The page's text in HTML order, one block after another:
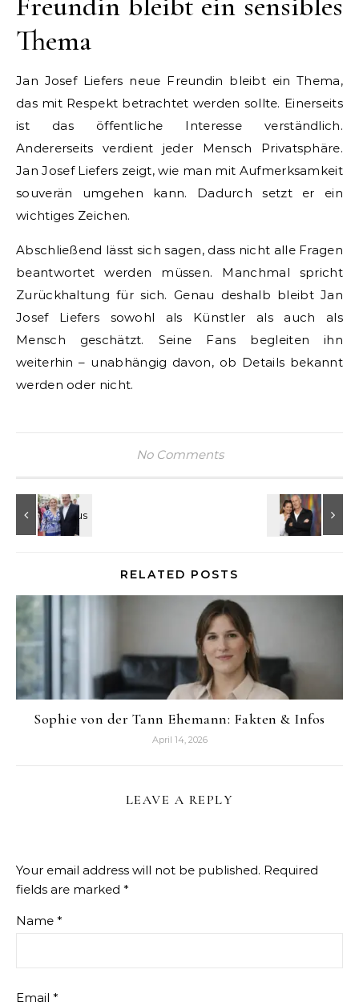
Thema
Jan Josef Liefers neue Freundin bleibt ein Thema,
das mit Respekt betrachtet werden sollte. Einerseits
ist das öffentliche Interesse verständlich.
Andererseits verdient jeder Mensch Privatsphäre.
Jan Josef Liefers zeigt, wie man mit Aufmerksamkeit
souverän umgehen kann. Dadurch setzt er ein
wichtiges Zeichen.
Abschließend lässt sich sagen, dass nicht alle Fragen
beantwortet werden müssen. Manchmal spricht
Zurückhaltung für sich. Genau deshalb bleibt Jan
Josef Liefers sowohl als Künstler als auch als
Mensch geschätzt. Seine Fans begleiten ihn
weiterhin – unabhängig davon, ob Details bekannt
werden oder nicht.
No Comments
RELATED POSTS
Sophie von der Tann Ehemann: Fakten & Infos
April 14, 2026
LEAVE A REPLY
Your email address will not be published. Required
fields are marked *
Name *
Email *